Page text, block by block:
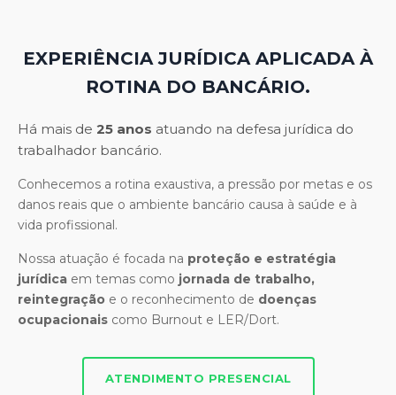
EXPERIÊNCIA JURÍDICA APLICADA À
ROTINA DO BANCÁRIO.
Há mais de 25 anos atuando na defesa jurídica do
trabalhador bancário.
Conhecemos a rotina exaustiva, a pressão por metas e os
danos reais que o ambiente bancário causa à saúde e à
vida profissional.
Nossa atuação é focada na proteção e estratégia
jurídica em temas como jornada de trabalho,
reintegração e o reconhecimento de doenças
ocupacionais como Burnout e LER/Dort.
ATENDIMENTO PRESENCIAL